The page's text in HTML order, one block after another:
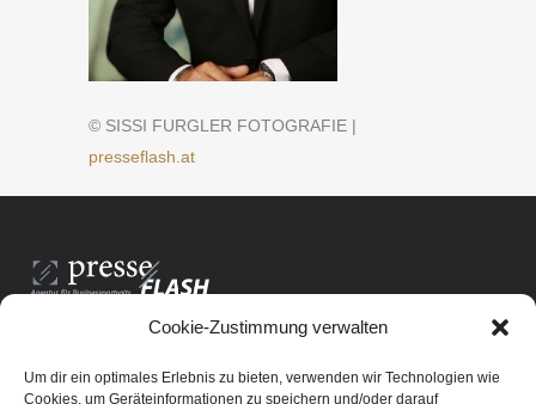
Cookie-Zustimmung verwalten
Um dir ein optimales Erlebnis zu bieten, verwenden wir Technologien wie
Cookies, um Geräteinformationen zu speichern und/oder darauf
© SISSI FURGLER FOTOGRAFIE |
presseflash.at
PresseFlash e.U.
8061 St. Radegund bei Graz